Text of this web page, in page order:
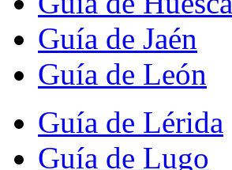
Guía de Jaén
Guía de León
Guía de Lérida
Guía de Lugo